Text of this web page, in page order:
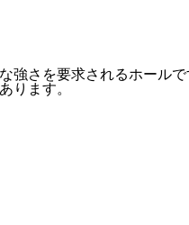
強さを要求されるホール
ります。